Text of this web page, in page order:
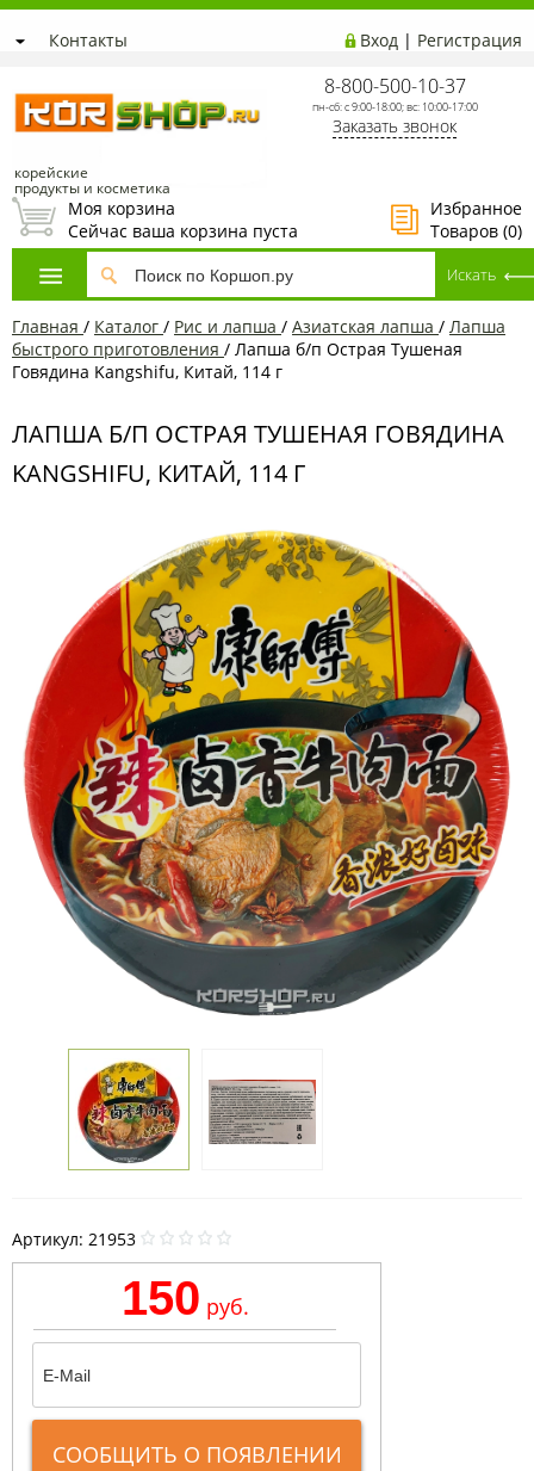
Контакты Вход | Регистрация
корейские
продукты и косметика
8-800-500-10-37
пн-сб: с 9:00-18:00; вс: 10:00-17:00
Заказать звонок
Избранное
Товаров (0)
Моя корзина
Сейчас ваша корзина пуста
Главная / Каталог / Рис и лапша / Азиатская лапша / Лапша
быстрого приготовления / Лапша б/п Острая Тушеная
Говядина Kangshifu, Китай, 114 г
ЛАПША Б/П ОСТРАЯ ТУШЕНАЯ ГОВЯДИНА
KANGSHIFU, КИТАЙ, 114 Г
Артикул: 21953
150 руб.
СООБЩИТЬ О ПОЯВЛЕНИИ